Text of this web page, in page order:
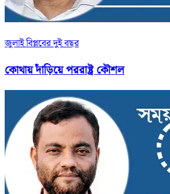
জুলাই বিপ্লবের দুই বছর
কোথায় দাঁড়িয়ে পররাষ্ট্র কৌশল